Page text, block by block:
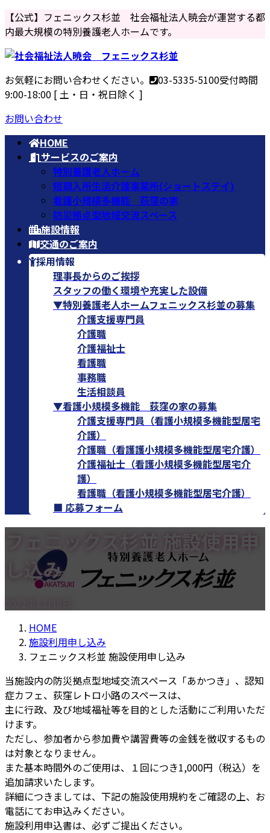
コ
ン
テ
ン
ツ
へ
ス
キ
ッ
ナ
ビ
ゲ
ー
シ
ョ
ン
に
移
【公式】フェニックス杉並 社会福祉法人暁会が運営する都
内最大規模の特別養護老人ホームです。
お気軽にお問い合わせください。 03-5335-5100受付時間
9:00-18:00 [ 土・日・祝日除く ]
お問い合わせ
HOME
サービスのご案内
特別養護老人ホーム
短期入所生活介護事業所(ショートステイ)
看護小規模多機能 荻窪の家
防災拠点型地域交流スペース
施設情報
交通のご案内
採用情報
理事長からのご挨拶
スタッフの働く環境や充実した設備
▼特別養護老人ホームフェニックス杉並の募集
介護支援専門員
介護職
介護福祉士
看護職
事務職
生活相談員
▼看護小規模多機能 荻窪の家の募集
介護支援専門員（看護小規模多機能型居宅
介護）
介護職（看護護小規模多機能型居宅介護）
介護福祉士（看護小規模多機能型居宅介
護）
看護職（看護小規模多機能型居宅介護）
■ 応募フォーム
フェニックス杉並 施設使用申
し込み
HOME
施設利用申し込み
フェニックス杉並 施設使用申し込み
当施設内の防災拠点型地域交流スペース「あかつき」、認知
症カフェ、荻窪レトロ小路のスペースは、
主に行政、及び地域福祉等を目的とした活動にご利用いただ
けます。
ただし、参加者から参加費や講習費等の金銭を徴収するもの
は対象となりません。
また基本時間外のご使用は、１回につき1,000円（税込）を
追加請求いたします。
詳細につきましては、下記の施設使用規約をご確認の上、お
電話にてお申込みください。
施設利用申込書は、必ずご提出ください。